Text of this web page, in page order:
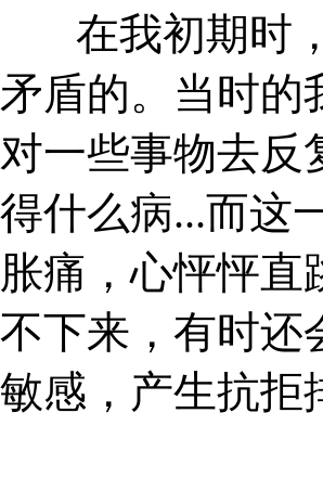
在我初期时
矛盾的。当时的
对一些事物去反
得什么病...而这
胀痛，心怦怦直
不下来，有时还
敏感，产生抗拒